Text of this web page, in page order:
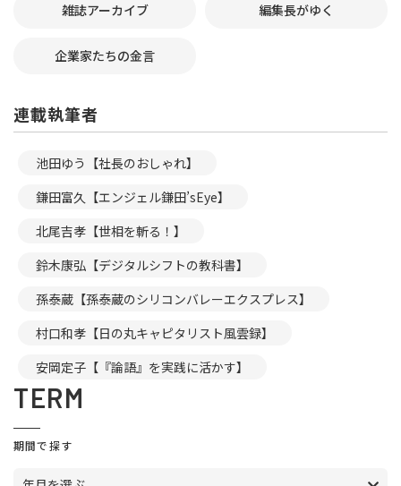
雑誌アーカイブ 編集長がゆく
企業家たちの金言
連載執筆者
池田ゆう【社長のおしゃれ】
鎌田富久【エンジェル鎌田’sEye】
北尾吉孝【世相を斬る！】
鈴木康弘【デジタルシフトの教科書】
孫泰蔵【孫泰蔵のシリコンバレーエクスプレス】
村口和孝【日の丸キャピタリスト風雲録】
安岡定子【『論語』を実践に活かす】
TERM
期間で探す